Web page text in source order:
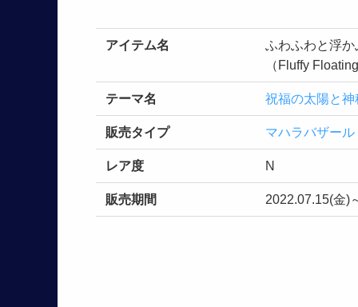
アイテム名
ふわふわと浮か
（Fluffy
テーマ名 祝福の太陽と神
販売タイプ マハラバザール
レア度 N
販売期間 2022.07.15(金)